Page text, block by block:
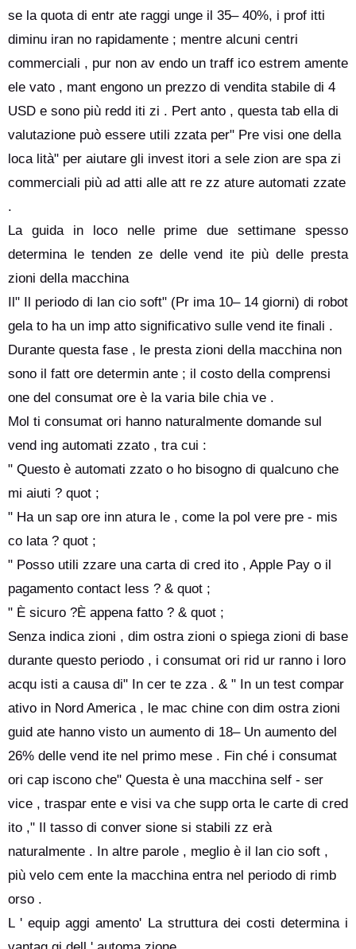
se la quota di entr ate raggi unge il 35– 40%, i prof itti
diminu iran no rapidamente ; mentre alcuni centri
commerciali , pur non av endo un traff ico estrem amente
ele vato , mant engono un prezzo di vendita stabile di 4
USD e sono più redd iti zi . Pert anto , questa tab ella di
valutazione può essere utili zzata per" Pre visi one della
loca lità" per aiutare gli invest itori a sele zion are spa zi
commerciali più ad atti alle att re zz ature automati zzate
.
La guida in loco nelle prime due settimane spesso
determina le tenden ze delle vend ite più delle presta
zioni della macchina
Il" Il periodo di lan cio soft" (Pr ima 10– 14 giorni) di robot
gela to ha un imp atto significativo sulle vend ite finali .
Durante questa fase , le presta zioni della macchina non
sono il fatt ore determin ante ; il costo della comprensi
one del consumat ore è la varia bile chia ve .
Mol ti consumat ori hanno naturalmente domande sul
vend ing automati zzato , tra cui :
" Questo è automati zzato o ho bisogno di qualcuno che
mi aiuti ? quot ;
" Ha un sap ore inn atura le , come la pol vere pre - mis
co lata ? quot ;
" Posso utili zzare una carta di cred ito , Apple Pay o il
pagamento contact less ? & quot ;
" È sicuro ?È appena fatto ? & quot ;
Senza indica zioni , dim ostra zioni o spiega zioni di base
durante questo periodo , i consumat ori rid ur ranno i loro
acqu isti a causa di" In cer te zza . & " In un test compar
ativo in Nord America , le mac chine con dim ostra zioni
guid ate hanno visto un aumento di 18– Un aumento del
26% delle vend ite nel primo mese . Fin ché i consumat
ori cap iscono che" Questa è una macchina self - ser
vice , traspar ente e visi va che supp orta le carte di cred
ito ," Il tasso di conver sione si stabili zz erà
naturalmente . In altre parole , meglio è il lan cio soft ,
più velo cem ente la macchina entra nel periodo di rimb
orso .
L ' equip aggi amento' La struttura dei costi determina i